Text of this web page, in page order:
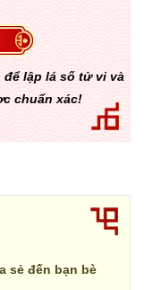
lập lá số tử vi và
chuẩn xác!
sẻ đến bạn bè